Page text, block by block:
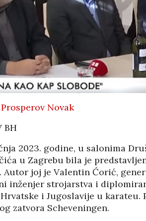
Novak
BH
2023. godine, u salonima
u Zagrebu bila je
joj je Valentin Ćorić,
inženjer strojarstva i
i Jugoslavije u karateu.
zatvora Scheveningen.
JEDRILICE?
RH
3.
FILM
VLASNICI
TURIZAM
HRVATSKE
2026
POD
SRPSKE
01/08/
STUPA
31/07/
EU PO
KNJIGA I
AUDIOKNJIGA
29/07/2026